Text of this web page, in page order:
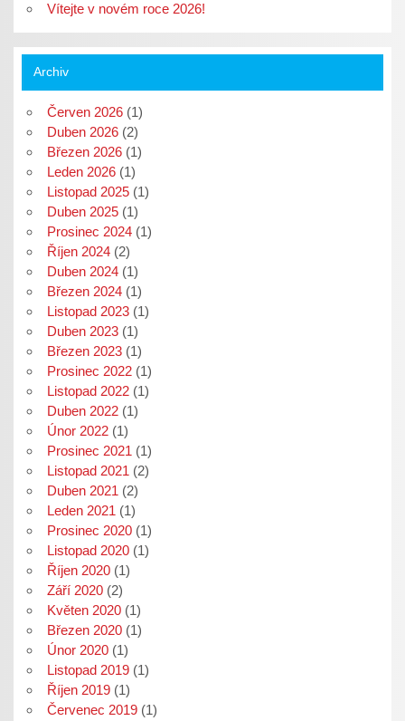
Vítejte v novém roce 2026!
Archiv
Červen 2026(1)
Duben 2026(2)
Březen 2026(1)
Leden 2026(1)
Listopad 2025(1)
Duben 2025(1)
Prosinec 2024(1)
Říjen 2024(2)
Duben 2024(1)
Březen 2024(1)
Listopad 2023(1)
Duben 2023(1)
Březen 2023(1)
Prosinec 2022(1)
Listopad 2022(1)
Duben 2022(1)
Únor 2022(1)
Prosinec 2021 (1)
Listopad 2021 (2)
Duben 2021 (2)
Leden 2021 (1)
Prosinec 2020(1)
Listopad 2020(1)
Říjen 2020(1)
Září 2020(2)
Květen 2020(1)
Březen 2020(1)
Únor 2020(1)
Listopad 2019(1)
Říjen 2019(1)
Červenec 2019(1)